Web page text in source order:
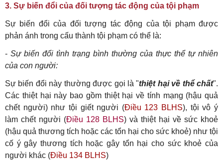
3. Sự biến đổi của đối tượng tác động của tội phạm
Sự biến đổi của đối tượng tác động của tội phạm được
phản ánh trong cấu thành tội phạm có thể là:
- Sự biến đổi tình trạng bình thường của thực thể tự nhiên
của con người:
Sự biến đổi này thường được gọi là "thiệt hại về thể chất".
Các thiệt hại này bao gồm thiệt hại về tính mạng (hậu quả
chết người) như tội giết người (Điều 123 BLHS), tội vô ý
làm chết người (Điều 128 BLHS) và thiệt hại về sức khoẻ
(hậu quả thương tích hoặc các tổn hại cho sức khoẻ) như tội
cố ý gây thương tích hoặc gây tổn hại cho sức khoẻ của
người khác (Điều 134 BLHS)